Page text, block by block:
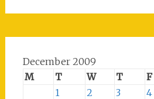
December 2009
M
T W T F
1
2 3 4